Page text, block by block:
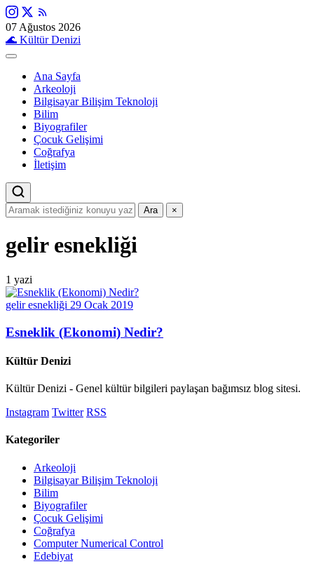
07 Ağustos 2026
🌊 Kültür Denizi
Ana Sayfa
Arkeoloji
Bilgisayar Bilişim Teknoloji
Bilim
Biyografiler
Çocuk Gelişimi
Coğrafya
İletişim
Ara ×
gelir esnekliği
1 yazi
gelir esnekliği 29 Ocak 2019
Esneklik (Ekonomi) Nedir?
Kültür Denizi
Kültür Denizi - Genel kültür bilgileri paylaşan bağımsız blog sitesi.
Instagram Twitter RSS
Kategoriler
Arkeoloji
Bilgisayar Bilişim Teknoloji
Bilim
Biyografiler
Çocuk Gelişimi
Coğrafya
Computer Numerical Control
Edebiyat